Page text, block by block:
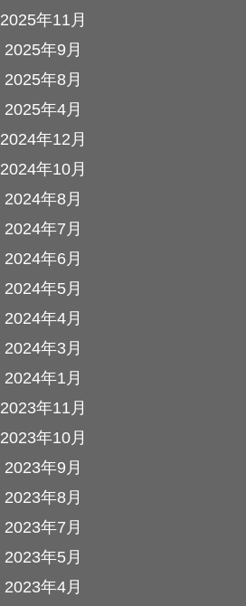
2025年11月
2025年9月
2025年8月
2025年4月
2024年12月
2024年10月
2024年8月
2024年7月
2024年6月
2024年5月
2024年4月
2024年3月
2024年1月
2023年11月
2023年10月
2023年9月
2023年8月
2023年7月
2023年5月
2023年4月